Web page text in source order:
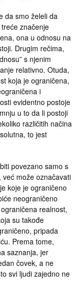
da smo želeli da
značenje
ona u odnosu na
Drugim rečima,
s njenim
relativno. Otuda,
koja je ograničena,
i
evidentno postoje
u to da li postoji
različitih načina
to jest
povezano samo s
može označavati
koje je ograničeno
neograničeno
realnost,
su takođe
pripada
Prema tome,
saznanja, jer
čovek, a ne
svi ljudi zajedno ne